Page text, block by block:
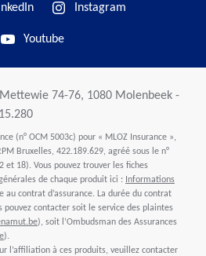
Instagram
Youtube
74-76, 1080 Molenbeek -
(n° OCM 5003c) pour « MLOZ Insurance »,
Bruxelles, 422.189.629, agréé sous le n°
et 18). Vous pouvez trouver les fiches
de chaque produit ici : Informations
au contrat d’assurance. La durée du contrat
pouvez contacter soit le service des plaintes
), soit l’Ombudsman des Assurances
).
l’affiliation à ces produits, veuillez contacter